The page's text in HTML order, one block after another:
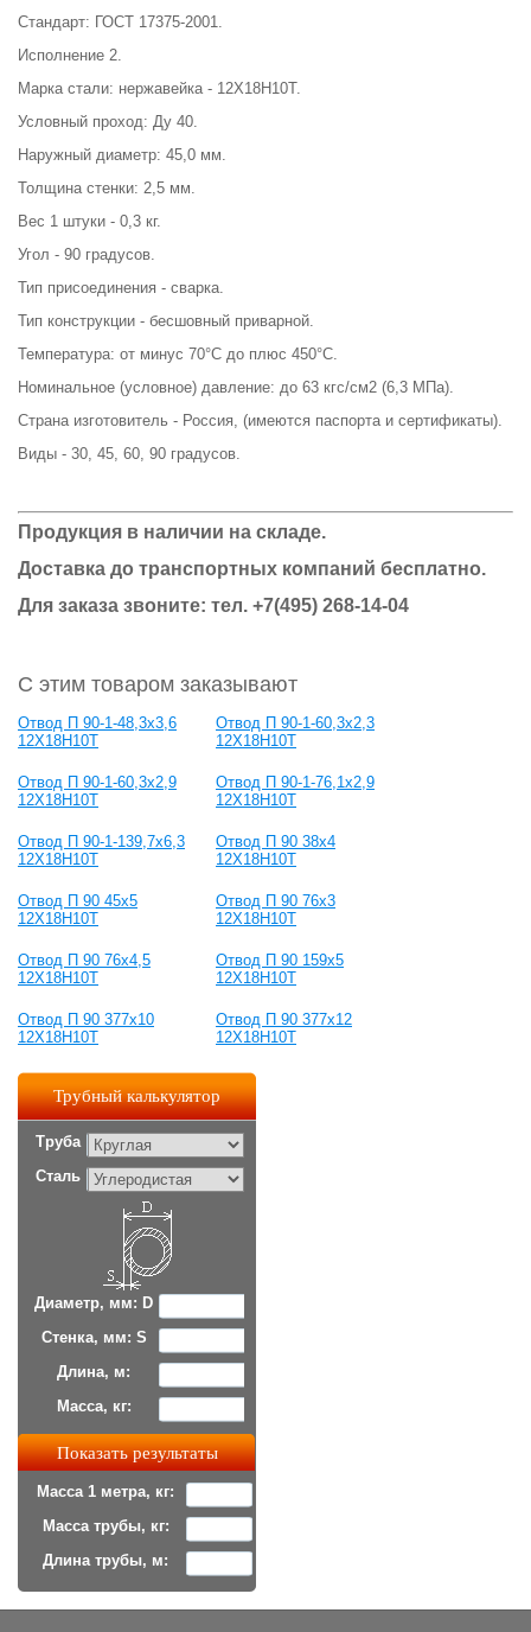
Стандарт: ГОСТ 17375-2001.
Исполнение 2.
Марка стали: нержавейка - 12Х18Н10Т.
Условный проход: Ду 40.
Наружный диаметр: 45,0 мм.
Толщина стенки: 2,5 мм.
Вес 1 штуки - 0,3 кг.
Угол - 90 градусов.
Тип присоединения - сварка.
Тип конструкции - бесшовный приварной.
Температура: от минус 70°С до плюс 450°С.
Номинальное (условное) давление: до 63 кгс/см2 (6,3 МПа).
Страна изготовитель - Россия, (имеются паспорта и сертификаты).
Виды - 30, 45, 60, 90 градусов.
Продукция в наличии на складе.
Доставка до транспортных компаний бесплатно.
Для заказа звоните: тел. +7(495) 268-14-04
С этим товаром заказывают
Отвод П 90-1-48,3х3,6
12Х18Н10Т
Отвод П 90-1-60,3х2,3
12Х18Н10Т
Отвод П 90-1-60,3х2,9
12Х18Н10Т
Отвод П 90-1-76,1х2,9
12Х18Н10Т
Отвод П 90-1-139,7х6,3
12Х18Н10Т
Отвод П 90 38х4
12Х18Н10Т
Отвод П 90 45х5
12Х18Н10Т
Отвод П 90 76х3
12Х18Н10Т
Отвод П 90 76х4,5
12Х18Н10Т
Отвод П 90 159х5
12Х18Н10Т
Отвод П 90 377х10
12Х18Н10Т
Отвод П 90 377х12
12Х18Н10Т
Трубный калькулятор
Труба
Сталь
Диаметр, мм: D
Стенка, мм: S
Длина, м:
Масса, кг:
Масса 1 метра, кг:
Масса трубы, кг:
Длина трубы, м: